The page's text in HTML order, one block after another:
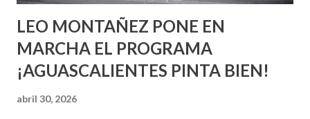
LEO MONTAÑEZ PONE EN
MARCHA EL PROGRAMA
¡AGUASCALIENTES PINTA BIEN!
abril 30, 2026